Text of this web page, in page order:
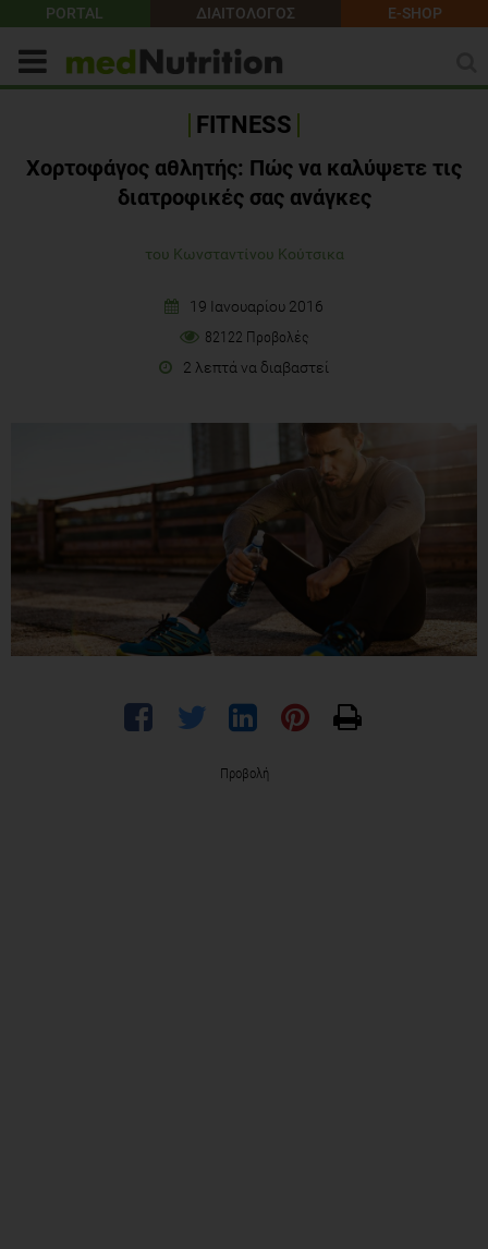
PORTAL ΔΙΑΙΤΟΛΟΓΟΣ E-SHOP
FITNESS
Χορτοφάγος αθλητής: Πώς να καλύψετε τις
διατροφικές σας ανάγκες
του Κωνσταντίνου Κούτσικα
19 Ιανουαρίου 2016
82122 Προβολές
2 λεπτά να διαβαστεί
Προβολή